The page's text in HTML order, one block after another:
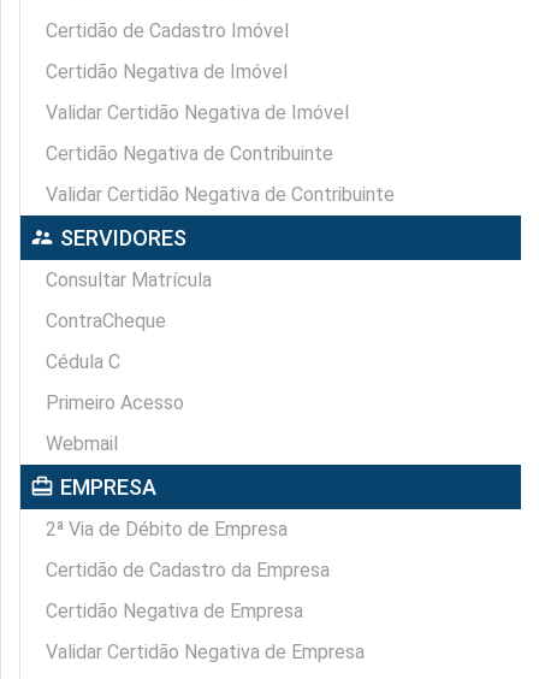
Certidão de Cadastro Imóvel
Certidão Negativa de Imóvel
Validar Certidão Negativa de Imóvel
Certidão Negativa de Contribuinte
Validar Certidão Negativa de Contribuinte
supervisor_account SERVIDORES
Consultar Matrícula
ContraCheque
Cédula C
Primeiro Acesso
Webmail
card_travel EMPRESA
2ª Via de Débito de Empresa
Certidão de Cadastro da Empresa
Certidão Negativa de Empresa
Validar Certidão Negativa de Empresa